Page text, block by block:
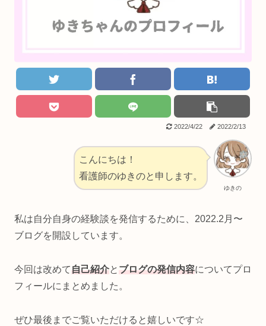
2022/4/22 2022/2/13
ゆきの
こんにちは！
看護師のゆきのと申します。
私は自分自身の経験談を発信するために、2022.2月〜
ブログを開設しています。
今回は改めて自己紹介とブログの発信内容についてプロ
フィールにまとめました。
ぜひ最後までご覧いただけると嬉しいです☆